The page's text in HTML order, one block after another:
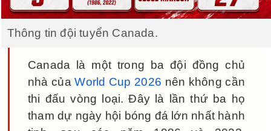
Thông tin đội tuyển Canada.
Canada là một trong ba đội đồng chủ
nhà củaWorld Cup 2026 nên không cần
thi đấu vòng loại. Đây là lần thứ ba họ
tham dự ngày hội bóng đá lớn nhất hành